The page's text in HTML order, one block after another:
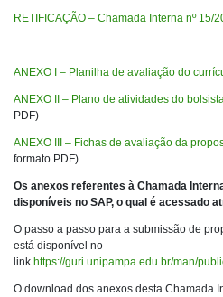
RETIFICAÇÃO – Chamada Interna nº 15/
ANEXO I – Planilha de avaliação do
ANEXO II – Plano de atividades do
PDF)
ANEXO III – Fichas de avaliação da
formato PDF)
Os anexos referentes à Chamada
disponíveis no SAP, o qual é acessado
O passo a passo para a submissão de
está disponível no
link https://guri.unipampa.edu.br/man/
O download dos anexos desta Chamada